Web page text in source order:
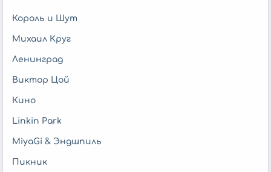
Король и Шут
Михаил Круг
Ленинград
Виктор Цой
Кино
Linkin Park
MiyaGi & Эндшпиль
Пикник